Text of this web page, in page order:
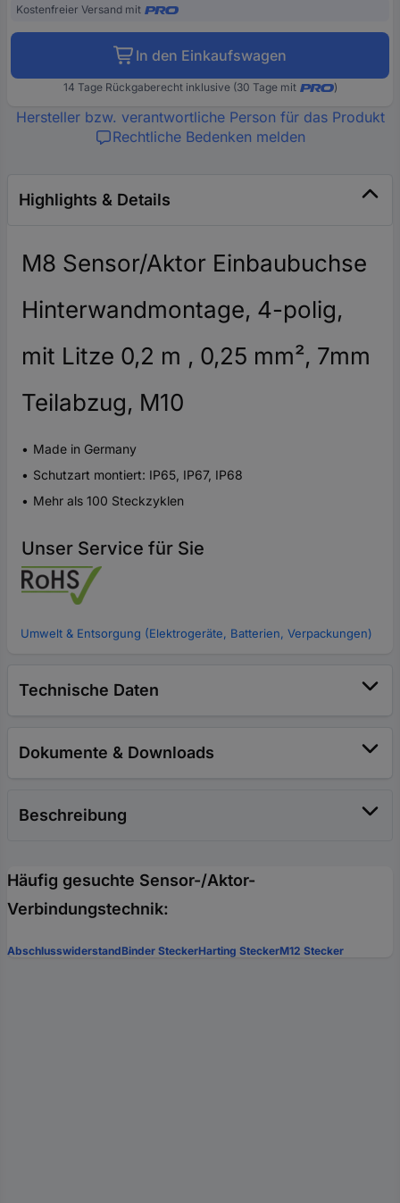
Kostenfreier Versand mit
In den Einkaufswagen
14 Tage Rückgaberecht inklusive (30 Tage mit )
Hersteller bzw. verantwortliche Person für das Produkt
Rechtliche Bedenken melden
Highlights & Details
M8 Sensor/Aktor Einbaubuchse
Hinterwandmontage, 4-polig,
mit Litze 0,2 m , 0,25 mm², 7mm
Teilabzug, M10
Made in Germany
Schutzart montiert: IP65, IP67, IP68
Mehr als 100 Steckzyklen
Unser Service für Sie
Umwelt & Entsorgung (Elektrogeräte, Batterien, Verpackungen)
Technische Daten
Dokumente & Downloads
Beschreibung
Häufig gesuchte Sensor-/Aktor-
Verbindungstechnik:
AbschlusswiderstandBinder SteckerHarting SteckerM12 Stecker